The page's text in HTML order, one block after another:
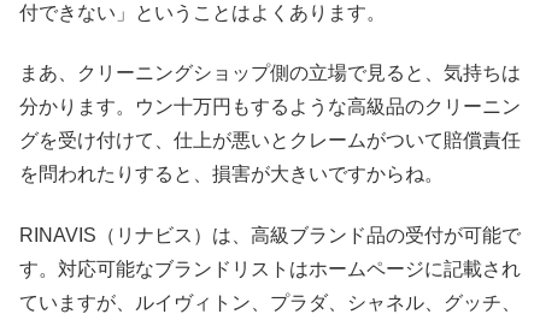
付できない」ということはよくあります。
まあ、クリーニングショップ側の立場で見ると、気持ちは
分かります。ウン十万円もするような高級品のクリーニン
グを受け付けて、仕上が悪いとクレームがついて賠償責任
を問われたりすると、損害が大きいですからね。
RINAVIS（リナビス）は、高級ブランド品の受付が可能で
す。対応可能なブランドリストはホームページに記載され
ていますが、ルイヴィトン、プラダ、シャネル、グッチ、